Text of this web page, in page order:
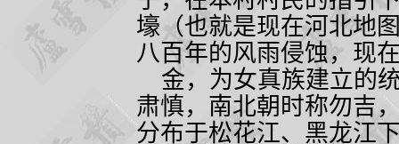
壕（也就是现在河北地
八百年的风雨侵蚀，现
金，为女真族建立的
肃慎，南北朝时称勿吉
分布于松花江、黑龙江